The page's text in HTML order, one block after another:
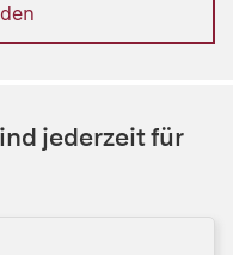
jederzeit für